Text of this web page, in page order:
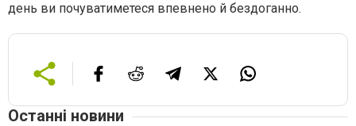
день ви почуватиметеся впевнено й бездоганно.
Останні новини